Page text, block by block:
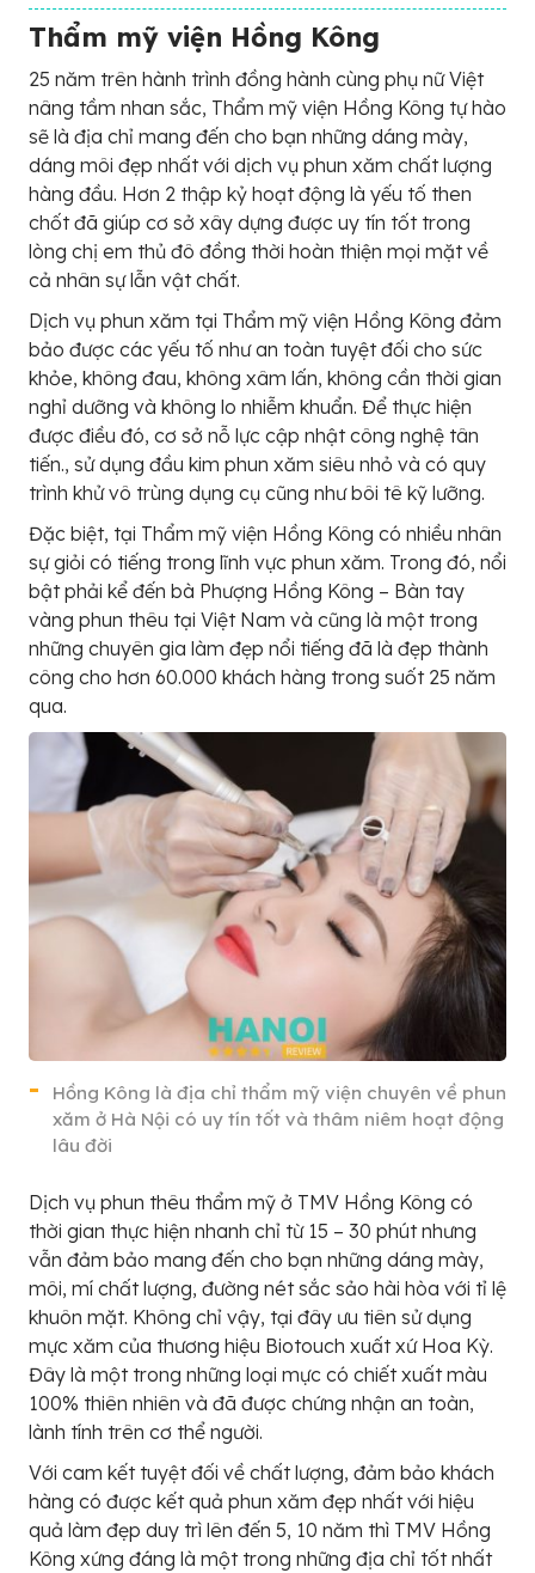
Thẩm mỹ viện Hồng Kông
25 năm trên hành trình đồng hành cùng phụ nữ Việt
nâng tầm nhan sắc, Thẩm mỹ viện Hồng Kông tự hào
sẽ là địa chỉ mang đến cho bạn những dáng mày,
dáng môi đẹp nhất với dịch vụ phun xăm chất lượng
hàng đầu. Hơn 2 thập kỷ hoạt động là yếu tố then
chốt đã giúp cơ sở xây dựng được uy tín tốt trong
lòng chị em thủ đô đồng thời hoàn thiện mọi mặt về
cả nhân sự lẫn vật chất.
Dịch vụ phun xăm tại Thẩm mỹ viện Hồng Kông đảm
bảo được các yếu tố như an toàn tuyệt đối cho sức
khỏe, không đau, không xâm lấn, không cần thời gian
nghỉ dưỡng và không lo nhiễm khuẩn. Để thực hiện
được điều đó, cơ sở nỗ lực cập nhật công nghệ tân
tiến., sử dụng đầu kim phun xăm siêu nhỏ và có quy
trình khử vô trùng dụng cụ cũng như bôi tê kỹ lưỡng.
Đặc biệt, tại Thẩm mỹ viện Hồng Kông có nhiều nhân
sự giỏi có tiếng trong lĩnh vực phun xăm. Trong đó, nổi
bật phải kể đến bà Phượng Hồng Kông – Bàn tay
vàng phun thêu tại Việt Nam và cũng là một trong
những chuyên gia làm đẹp nổi tiếng đã là đẹp thành
công cho hơn 60.000 khách hàng trong suốt 25 năm
qua.
Hồng Kông là địa chỉ thẩm mỹ viện chuyên về phun
xăm ở Hà Nội có uy tín tốt và thâm niêm hoạt động
lâu đời
Dịch vụ phun thêu thẩm mỹ ở TMV Hồng Kông có
thời gian thực hiện nhanh chỉ từ 15 – 30 phút nhưng
vẫn đảm bảo mang đến cho bạn những dáng mày,
môi, mí chất lượng, đường nét sắc sảo hài hòa với tỉ lệ
khuôn mặt. Không chỉ vậy, tại đây ưu tiên sử dụng
mực xăm của thương hiệu Biotouch xuất xứ Hoa Kỳ.
Đây là một trong những loại mực có chiết xuất màu
100% thiên nhiên và đã được chứng nhận an toàn,
lành tính trên cơ thể người.
Với cam kết tuyệt đối về chất lượng, đảm bảo khách
hàng có được kết quả phun xăm đẹp nhất với hiệu
quả làm đẹp duy trì lên đến 5, 10 năm thì TMV Hồng
Kông xứng đáng là một trong những địa chỉ tốt nhất